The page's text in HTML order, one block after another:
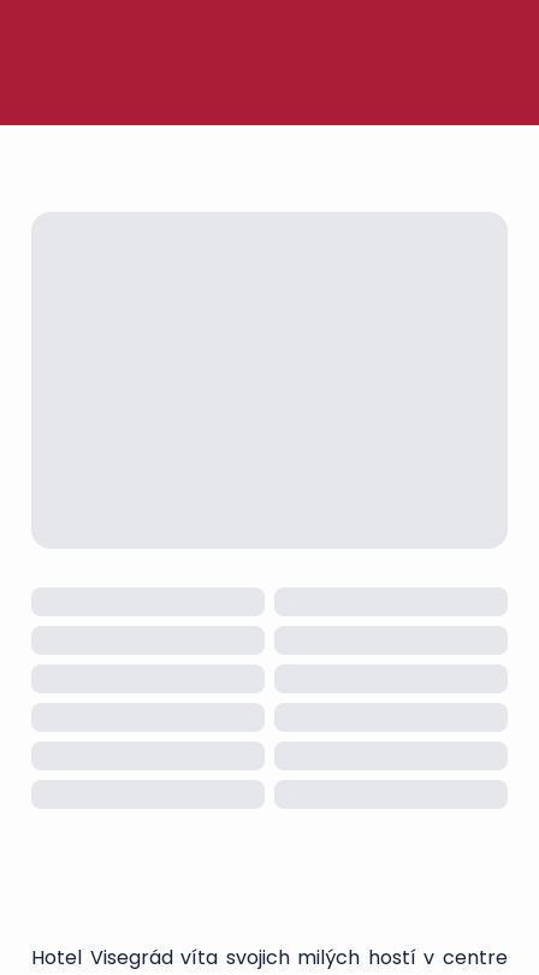
Hotel Visegrád víta svojich milých hostí v centre